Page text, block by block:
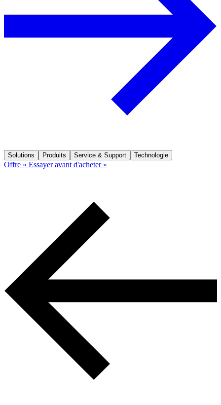
Solutions Produits Service & Support Technologie
Offre « Essayer avant d'acheter »